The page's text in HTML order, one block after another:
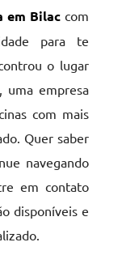
em Bilaccom
para te
o lugar
uma empresa
com mais
Quer saber
navegando
em contato
disponíveis e